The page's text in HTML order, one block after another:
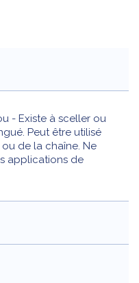
- Existe à sceller ou
Peut être utilisé
de la chaîne. Ne
applications de